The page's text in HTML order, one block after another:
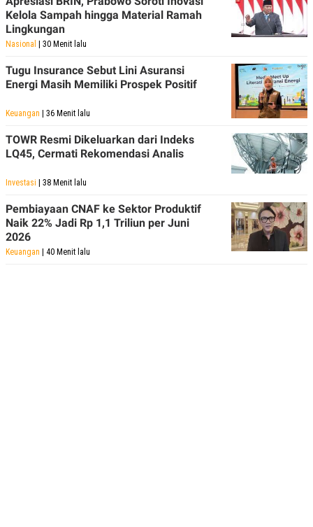
Kelola Sampah hingga Material Ramah
Lingkungan
Nasional | 30 Menit lalu
Tugu Insurance Sebut Lini Asuransi
Energi Masih Memiliki Prospek Positif
Keuangan | 36 Menit lalu
TOWR Resmi Dikeluarkan dari Indeks
LQ45, Cermati Rekomendasi Analis
Investasi | 38 Menit lalu
Pembiayaan CNAF ke Sektor Produktif
Naik 22% Jadi Rp 1,1 Triliun per Juni
2026
Keuangan | 40 Menit lalu